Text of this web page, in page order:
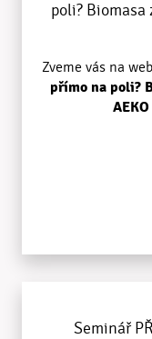
poli? Biomasa
Zveme vás na
přímo na poli?
Seminář